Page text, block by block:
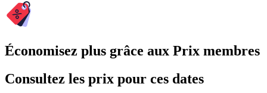
Économisez plus grâce aux Prix membres
Consultez les prix pour ces dates